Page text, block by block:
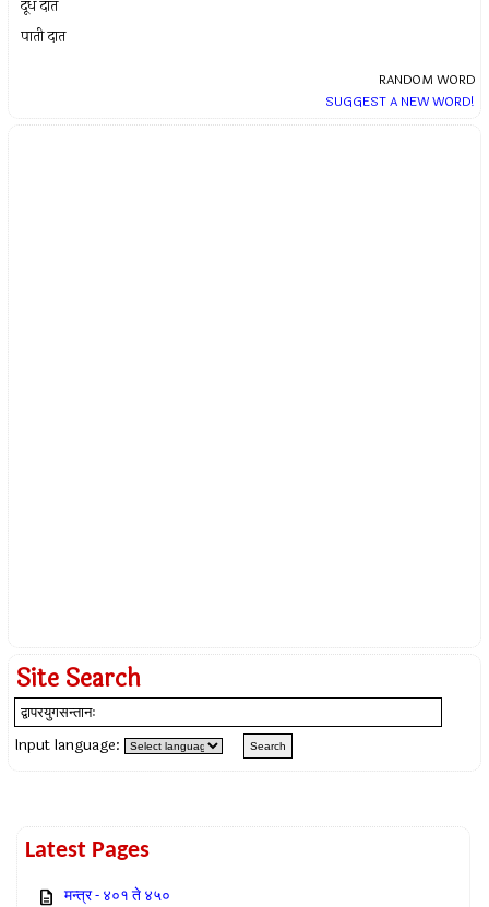
दूध दात
पाती दात
RANDOM WORD
SUGGEST A NEW WORD!
Site Search
Input language:
Latest Pages
मन्त्र - ४०१ ते ४५०